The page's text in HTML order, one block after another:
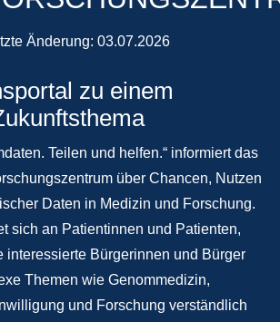
Änderung: 03.07.2026
zu einem
Teilen und helfen.“ informiert das
über Chancen, Nutzen
Daten in Medizin und Forschung.
sich an Patientinnen und Patienten,
interessierte Bürgerinnen und Bürger
Themen wie Genommedizin,
und Forschung verständlich